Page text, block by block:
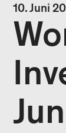
10. Juni